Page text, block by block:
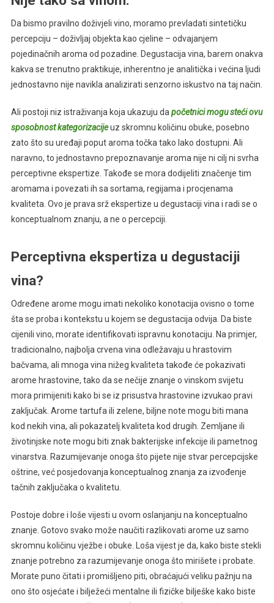
Da bismo pravilno doživjeli vino, moramo prevladati sintetičku
percepciju – doživljaj objekta kao cjeline – odvajanjem
pojedinačnih aroma od pozadine. Degustacija vina, barem onakva
kakva se trenutno praktikuje, inherentno je analitička i većina ljudi
jednostavno nije navikla analizirati senzorno iskustvo na taj način.
Ali postoji niz istraživanja koja ukazuju da početnici mogu steći ovu
sposobnost kategorizacijeuz skromnu količinu obuke, posebno
zato što su uređaji poput aroma točka tako lako dostupni. Ali
naravno, to jednostavno prepoznavanje aroma nije ni cilj ni svrha
perceptivne ekspertize. Takođe se mora dodijeliti značenje tim
aromama i povezati ih sa sortama, regijama i procjenama
kvaliteta. Ovo je prava srž ekspertize u degustaciji vina i radi se o
konceptualnom znanju, a ne o percepciji.
Perceptivna ekspertiza u degustaciji
vina?
Određene arome mogu imati nekoliko konotacija ovisno o tome
šta se proba i kontekstu u kojem se degustacija odvija. Da biste
cijenili vino, morate identifikovati ispravnu konotaciju. Na primjer,
tradicionalno, najbolja crvena vina odležavaju u hrastovim
bačvama, ali mnoga vina nižeg kvaliteta takođe će pokazivati ​​
arome hrastovine, tako da se nečije znanje o vinskom svijetu
mora primijeniti kako bi se iz prisustva hrastovine izvukao pravi
zaključak. Arome tartufa ili zelene, biljne note mogu biti mana
kod nekih vina, ali pokazatelj kvaliteta kod drugih. Zemljane ili
životinjske note mogu biti znak bakterijske infekcije ili pametnog
vinarstva. Razumijevanje onoga što pijete nije stvar percepcijske
oštrine, već posjedovanja konceptualnog znanja za izvođenje
tačnih zaključaka o kvalitetu.
Postoje dobre i loše vijesti u ovom oslanjanju na konceptualno
znanje. Gotovo svako može naučiti razlikovati arome uz samo
skromnu količinu vježbe i obuke. Loša vijest je da, kako biste stekli
znanje potrebno za razumijevanje onoga što mirišete i probate.
Morate puno čitati i promišljeno piti, obraćajući veliku pažnju na
ono što osjećate i bilježeći mentalne ili fizičke bilješke kako biste